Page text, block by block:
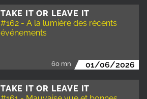
TAKE IT OR LEAVE IT
#162 - A la lumière des récents
événements
60 mn 01/06/2026
TAKE IT OR LEAVE IT